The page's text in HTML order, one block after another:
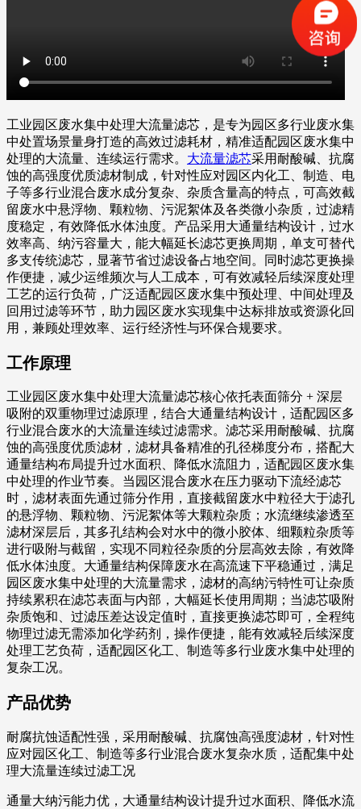
工业园区废水集中处理大流量滤芯，是专为园区多行业废水集
中处置场景量身打造的高效过滤耗材，精准适配园区废水集中
处理的大流量、连续运行需求。 大流量滤芯采用耐酸碱、抗腐
蚀的高强度优质滤材制成，针对性应对园区内化工、制造、电
子等多行业混合废水成分复杂、杂质含量高的特点，可高效截
留废水中悬浮物、颗粒物、污泥絮体及各类微小杂质，过滤精
度稳定，有效降低水体浊度。产品采用大通量结构设计，过水
效率高、纳污容量大，能大幅延长滤芯更换周期，单支可替代
多支传统滤芯，显著节省过滤设备占地空间。同时滤芯更换操
作便捷，减少运维频次与人工成本，可有效减轻后续深度处理
工艺的运行负荷，广泛适配园区废水集中预处理、中间处理及
回用过滤等环节，助力园区废水实现集中达标排放或资源化回
用，兼顾处理效率、运行经济性与环保合规要求。
工作原理
工业园区废水集中处理大流量滤芯核心依托表面筛分 + 深层
吸附的双重物理过滤原理，结合大通量结构设计，适配园区多
行业混合废水的大流量连续过滤需求。滤芯采用耐酸碱、抗腐
蚀的高强度优质滤材，滤材具备精准的孔径梯度分布，搭配大
通量结构布局提升过水面积、降低水流阻力，适配园区废水集
中处理的作业节奏。当园区混合废水在压力驱动下流经滤芯
时，滤材表面先通过筛分作用，直接截留废水中粒径大于滤孔
的悬浮物、颗粒物、污泥絮体等大颗粒杂质；水流继续渗透至
滤材深层后，其多孔结构会对水中的微小胶体、细颗粒杂质等
进行吸附与截留，实现不同粒径杂质的分层高效去除，有效降
低水体浊度。大通量结构保障废水在高流速下平稳通过，满足
园区废水集中处理的大流量需求，滤材的高纳污特性可让杂质
持续累积在滤芯表面与内部，大幅延长使用周期；当滤芯吸附
杂质饱和、过滤压差达设定值时，直接更换滤芯即可，全程纯
物理过滤无需添加化学药剂，操作便捷，能有效减轻后续深度
处理工艺负荷，适配园区化工、制造等多行业废水集中处理的
复杂工况。
产品优势
耐腐抗蚀适配性强，采用耐酸碱、抗腐蚀高强度滤材，针对性
应对园区化工、制造等多行业混合废水复杂水质，适配集中处
理大流量连续过滤工况
通量大纳污能力优，大通量结构设计提升过水面积、降低水流